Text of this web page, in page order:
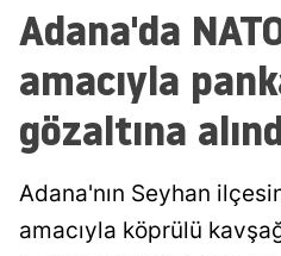
Ağrı
Adana'da
amacıyla
gözaltına
Adana'nın Seyhan
amacıyla köprülü